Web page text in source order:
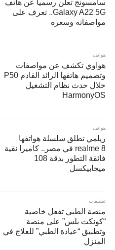
سامسونج تعلن رسميا عن هاتف
Galaxy A22 5G.. تعرف على
مواصفاته وسعره
هواتف
هواوي تكشف عن مواصفات
وتصميم هاتفها الرائد القادم P50
خلال حدث نظام التشغيل
HarmonyOS
هواتف
ريلمي تطلق سلسلة هواتفها
realme 8 في مصر.. كاميرا نقية
فائقة التطور بدقة 108
ميجابيكسل
تطبيقات
منصة الطبي تفعل خاصية
“كونكت بلس” على منصة
وتطبيق “عيادة الطبي” للعلاج في
المنزل